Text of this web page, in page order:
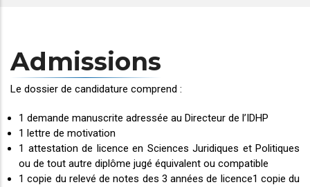
Admissions
Le dossier de candidature comprend :
1 demande manuscrite adressée au Directeur de l’IDHP
1 lettre de motivation
1 attestation de licence en Sciences Juridiques et Politiques
ou de tout autre diplôme jugé équivalent ou compatible
1 copie du relevé de notes des 3 années de licence1 copie du